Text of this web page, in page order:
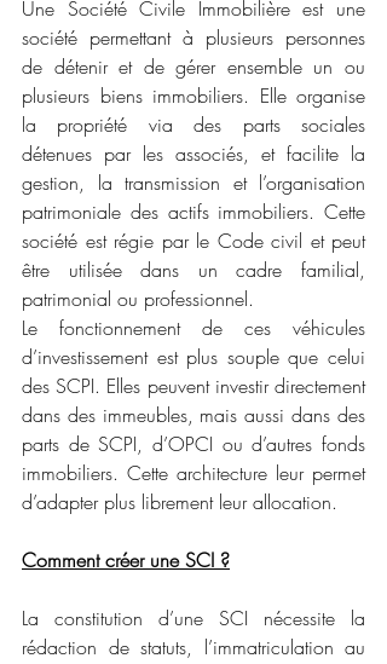
Une Société Civile Immobilière est une
société permettant à plusieurs personnes
de détenir et de gérer ensemble un ou
plusieurs biens immobiliers. Elle organise
la propriété via des parts sociales
détenues par les associés, et facilite la
gestion, la transmission et l’organisation
patrimoniale des actifs immobiliers. Cette
société est régie par le Code civil et peut
être utilisée dans un cadre familial,
patrimonial ou professionnel.
Le fonctionnement de ces véhicules
d’investissement est plus souple que celui
des SCPI. Elles peuvent investir directement
dans des immeubles, mais aussi dans des
parts de SCPI, d’OPCI ou d’autres fonds
immobiliers. Cette architecture leur permet
d’adapter plus librement leur allocation.
Comment créer une SCI ?
La constitution d’une SCI nécessite la
rédaction de statuts, l’immatriculation au